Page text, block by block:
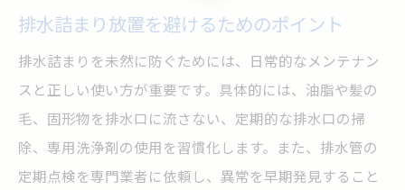
排水詰まり放置を避けるためのポイント
排水詰まりを未然に防ぐためには、日常的なメンテナン
スと正しい使い方が重要です。具体的には、油脂や髪の
毛、固形物を排水口に流さない、定期的な排水口の掃
除、専用洗浄剤の使用を習慣化します。また、排水管の
定期点検を専門業者に依頼し、異常を早期発見すること